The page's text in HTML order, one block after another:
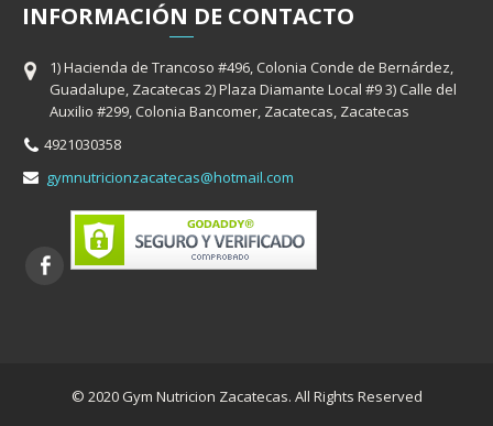
INFORMACIÓN DE CONTACTO
1) Hacienda de Trancoso #496, Colonia Conde de Bernárdez,
Guadalupe, Zacatecas 2) Plaza Diamante Local #9 3) Calle del
Auxilio #299, Colonia Bancomer, Zacatecas, Zacatecas
4921030358
gymnutricionzacatecas@hotmail.com
© 2020 Gym Nutricion Zacatecas. All Rights Reserved